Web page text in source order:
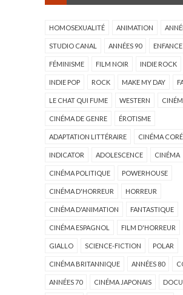
HOMOSEXUALITÉ ANIMATION
STUDIO CANAL ANNÉES 90 ENFANCE
FÉMINISME FILM NOIR INDIE ROCK
INDIE POP ROCK MAKE MY DAY
LE CHAT QUI FUME WESTERN
CINÉMA DE GENRE ÉROTISME
ADAPTATION LITTÉRAIRE CINÉMA
INDICATOR ADOLESCENCE CINÉMA
CINÉMA POLITIQUE POWERHOUSE
CINÉMA D'HORREUR HORREUR
CINÉMA D'ANIMATION FANTASTIQUE
CINÉMA ESPAGNOL FILM D'HORREUR
GIALLO SCIENCE-FICTION POLAR
CINÉMA BRITANNIQUE ANNÉES 80
ANNÉES 70 CINÉMA JAPONAIS